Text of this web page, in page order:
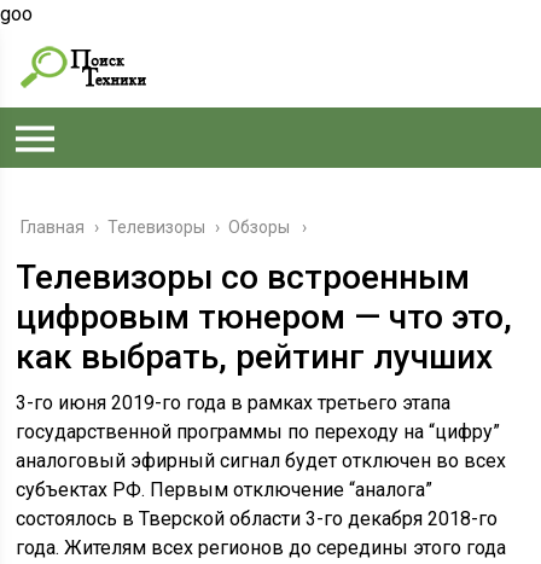
goo
Главная › Телевизоры › Обзоры
Телевизоры со встроенным
цифровым тюнером — что это,
как выбрать, рейтинг лучших
3-го июня 2019-го года в рамках третьего этапа
государственной программы по переходу на “цифру”
аналоговый эфирный сигнал будет отключен во всех
субъектах РФ. Первым отключение “аналога”
состоялось в Тверской области 3-го декабря 2018-го
года. Жителям всех регионов до середины этого года